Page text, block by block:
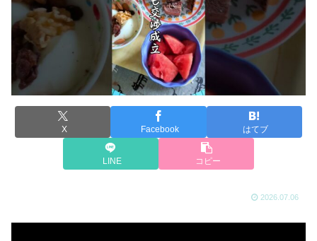
X Facebook はてブ
LINE コピー
2026.07.06